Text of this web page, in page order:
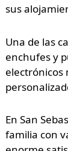
sus
Una de las
enchufes y
electrónicos
En San
familia con